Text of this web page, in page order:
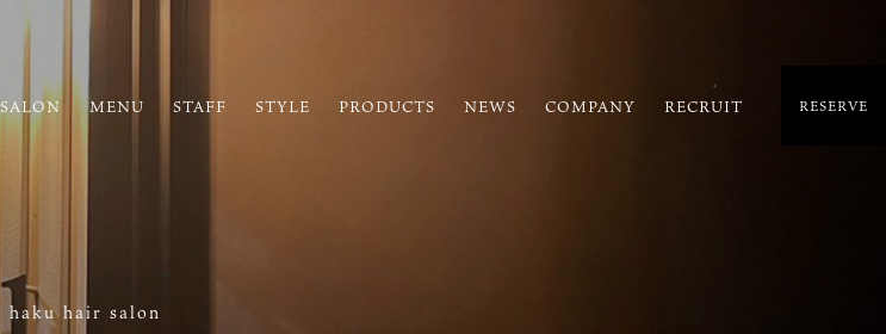
haku hair salon
SALON MENU STAFF STYLE PRODUCTS NEWS COMPANY RECRUIT RESERVE